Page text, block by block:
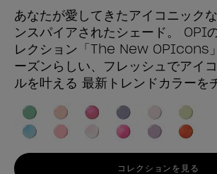
あなたが愛してきたアイコニック
ンスパイアされたシェード。 OPI
レクション「The New OPIcons
ーズンらしい、フレッシュでアイ
ルを叶える 最新トレンドカラーを
コレクションを見る